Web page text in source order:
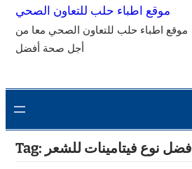
موقع اطباء حلب للتعاون الصحي
موقع اطباء حلب للتعاون الصحي معا من
أجل صحة أفضل
Tag: افضل نوع فيتامينات للشعر